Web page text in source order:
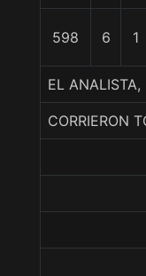
598 6 1
EL ANALISTA,
CORRIERON